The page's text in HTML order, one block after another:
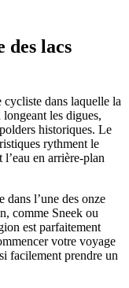
lacs
dans laquelle la
longeant les digues,
historiques. Le
rythment le
en arrière-plan
dans l’une des onze
comme Sneek ou
est parfaitement
votre voyage
facilement prendre un